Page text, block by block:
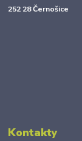
252 28 Černošice
Kontakty